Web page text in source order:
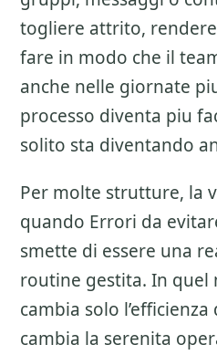
togliere attrito,
fare in modo che il
anche nelle giornate
processo diventa piu
solito sta diventando
Per molte strutture, la
quando Errori da
smette di essere una
routine gestita. In quel
cambia solo
cambia la serenita